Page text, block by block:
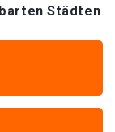
Städten